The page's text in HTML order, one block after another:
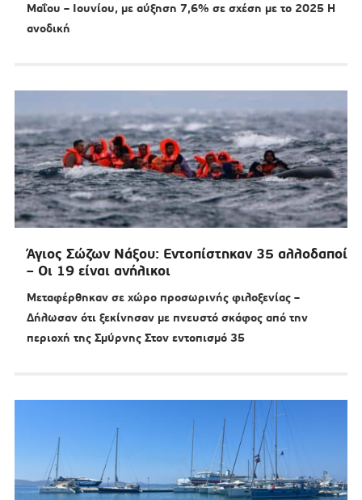
Μαΐου – Ιουνίου, με αύξηση 7,6% σε σχέση με το 2025 Η
ανοδική
Άγιος Σώζων Νάξου: Εντοπίστηκαν 35 αλλοδαποί
– Οι 19 είναι ανήλικοι
Μεταφέρθηκαν σε χώρο προσωρινής φιλοξενίας –
Δήλωσαν ότι ξεκίνησαν με πνευστό σκάφος από την
περιοχή της Σμύρνης Στον εντοπισμό 35